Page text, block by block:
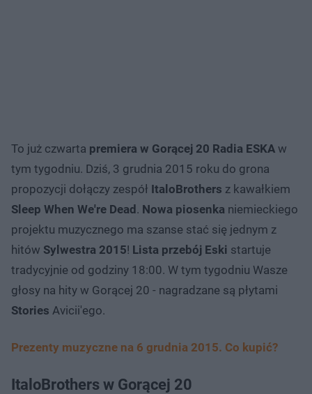
To już czwarta premiera w Gorącej 20 Radia ESKA w
tym tygodniu. Dziś, 3 grudnia 2015 roku do grona
propozycji dołączy zespół ItaloBrothers z kawałkiem
Sleep When We're Dead. Nowa piosenka niemieckiego
projektu muzycznego ma szanse stać się jednym z
hitów Sylwestra 2015! Lista przebój Eski startuje
tradycyjnie od godziny 18:00. W tym tygodniu Wasze
głosy na hity w Gorącej 20 - nagradzane są płytami
Stories Avicii'ego.
Prezenty muzyczne na 6 grudnia 2015. Co kupić?
ItaloBrothers w Gorącej 20